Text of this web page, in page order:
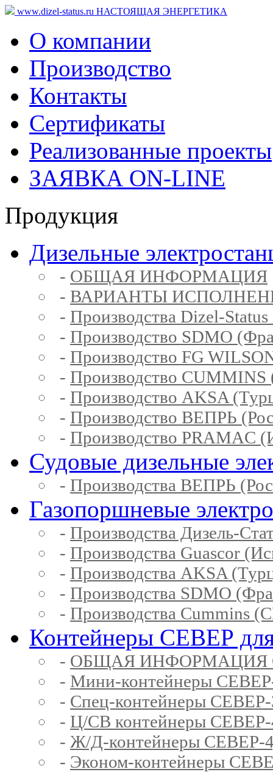
www.dizel-status.ru НАСТОЯЩАЯ ЭНЕРГЕТИКА
О компании
Производство
Контакты
Сертификаты
Реализованные проекты
ЗАЯВКА ON-LINE
Продукция
Дизельные
- ОБЩАЯ ИНФОРМАЦИЯ
- ВАРИАНТЫ
- Производства Dizel-
- Производство SDMO
- Производство FG
- Производство CUMMINS
- Производство AKSA
- Производство ВЕПРЬ
- Производство PRAMAC
Судовые дизельные
- Производства ВЕПРЬ
Газопоршневые
- Производства Дизель-
- Производства Guascor
- Производства AKSA
- Производства SDMO
- Производства Cummins
Контейнеры СЕВЕР для
- ОБЩАЯ ИНФОРМАЦИЯ
- Мини-контейнеры
- Спец-контейнеры
- Ц/СВ контейнеры
- Ж/Д-контейнеры
- Эконом-контейнеры